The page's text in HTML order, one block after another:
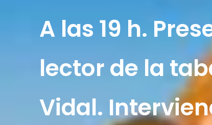
A las 19 h.
lector de la
Vidal.